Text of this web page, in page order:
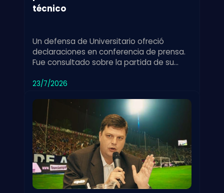
técnico
Un defensa de Universitario ofreció
declaraciones en conferencia de prensa.
Fue consultado sobre la partida de su
equipo.
23/7/2026